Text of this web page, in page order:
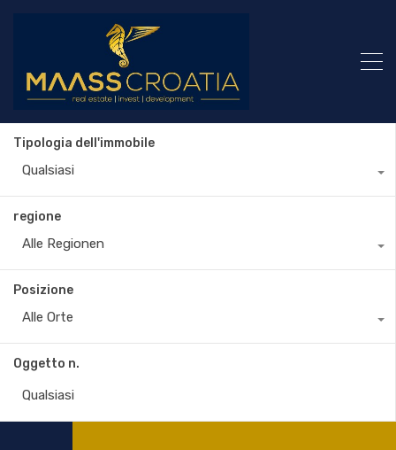
Tipologia dell'immobile
Qualsiasi
regione
Alle Regionen
Posizione
Alle Orte
Oggetto n.